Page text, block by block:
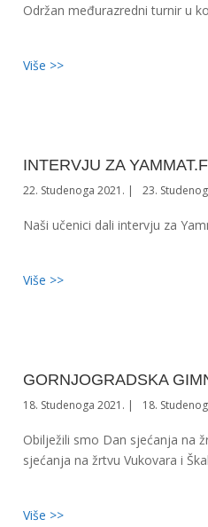
Održan međurazredni turnir u
Više >>
INTERVJU ZA
22. Studenoga 2021. 23.
Naši učenici dali intervju za
Više >>
GORNJOGRADSKA
18. Studenoga 2021. 18.
Obilježili smo Dan sjećanja na
sjećanja na žrtvu Vukovara i
Više >>